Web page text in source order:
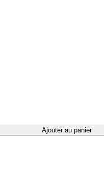
Ajouter au panier